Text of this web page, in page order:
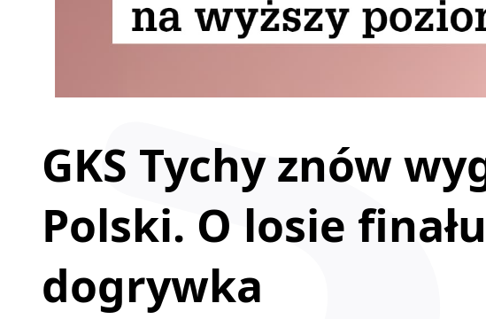
GKS Tychy znów
Polski. O losie
dogrywka